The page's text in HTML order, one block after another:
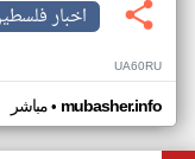
اخبار
UA60RU
مباشر• mubasher.info